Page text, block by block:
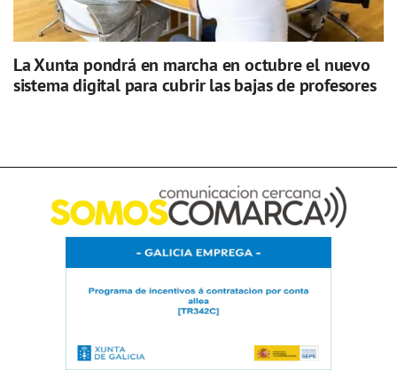
La Xunta pondrá en marcha en octubre el nuevo
sistema digital para cubrir las bajas de profesores